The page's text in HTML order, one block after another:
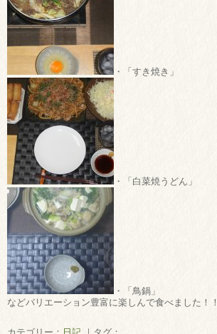
・「すき焼き」
・「白菜焼うどん」
・「鳥鍋」
などバリエーション豊富に楽しんで食べました！！
カテゴリー： 日記 ｜タグ：